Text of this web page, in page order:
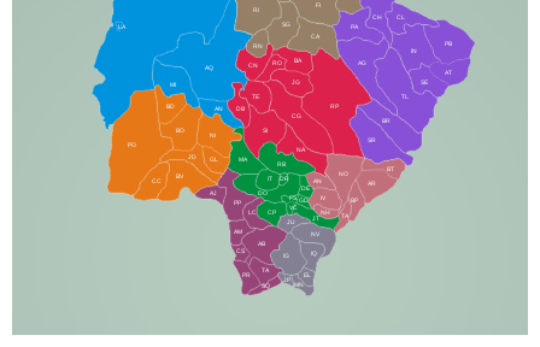
AQ
MI
AN
RI
FI
SG
BA
CA
PA
CH CL
PB
SE
TL
AG
BR
SR
BT
AR
RP
RO
JG
CG
SI
NA
TA
NH
JT
RB
MA
IT
DR
DO
CP
JU
NV
IQ
EL
BD
BO
NI
JD
PO
BV
CC
PP
AJ
LC
AM
AB
JP
DB
TE
CS
PR
TA
SQ
IG
MN
IN
NO
BP
RN
CN
GL
AN
IV
FS
VC
GD
DE
AT
LA